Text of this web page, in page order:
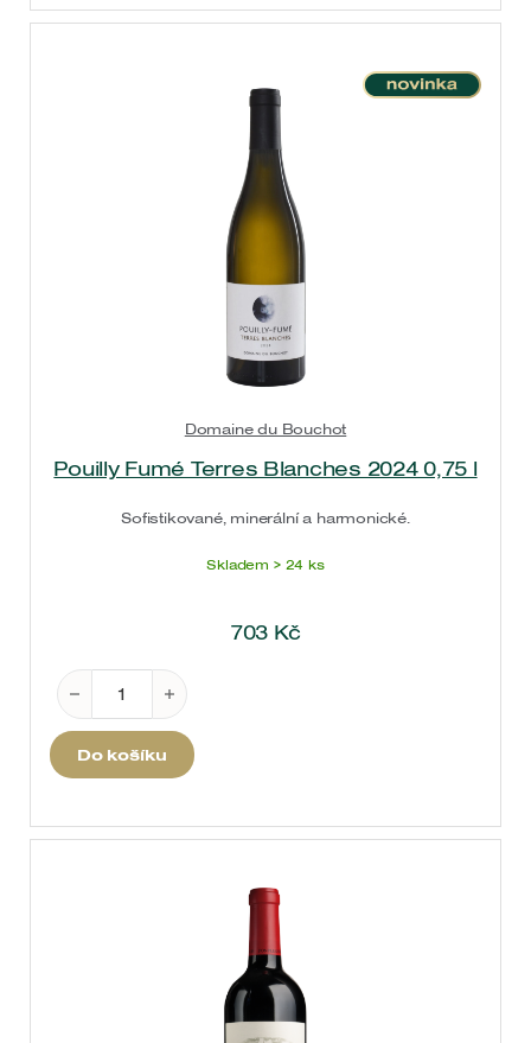
Domaine du Bouchot
Pouilly Fumé Terres Blanches 2024 0,75 l
Sofistikované, minerální a harmonické.
Skladem > 24 ks
703 Kč
Pouilly Fumé Terres Blanches 2024 0,75 l množství
Do košíku